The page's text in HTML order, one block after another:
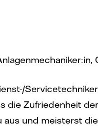
die Zufriedenheit
und meisterst